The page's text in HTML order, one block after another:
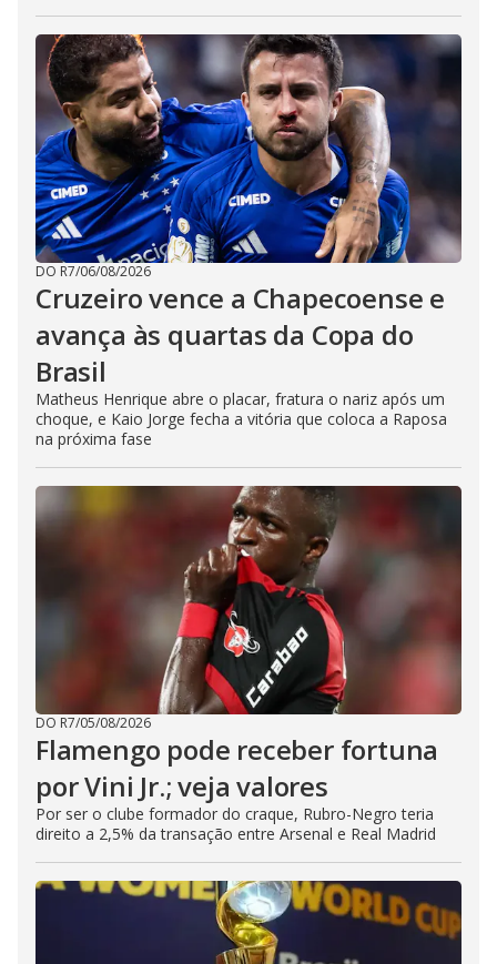
DO R7/06/08/2026
Cruzeiro vence a Chapecoense e
avança às quartas da Copa do
Brasil
Matheus Henrique abre o placar, fratura o nariz após um
choque, e Kaio Jorge fecha a vitória que coloca a Raposa
na próxima fase
DO R7/05/08/2026
Flamengo pode receber fortuna
por Vini Jr.; veja valores
Por ser o clube formador do craque, Rubro-Negro teria
direito a 2,5% da transação entre Arsenal e Real Madrid